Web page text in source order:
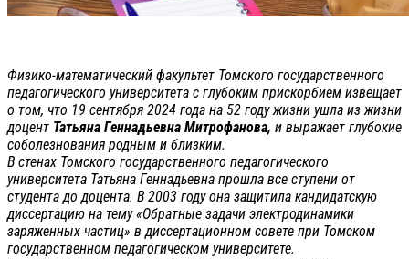
Физико-математический факультет Томского государственного
педагогического университета с глубоким прискорбием извещает
о том, что 19 сентября 2024 года на 52 году жизни ушла из жизни
доцент Татьяна Геннадьевна Митрофанова, и выражает глубокие
соболезнования родным и близким.
В стенах Томского государственного педагогического
университета Татьяна Геннадьевна прошла все ступени от
студента до доцента. В 2003 году она защитила кандидатскую
диссертацию на тему «Обратные задачи электродинамики
заряженных частиц» в диссертационном совете при Томском
государственном педагогическом университете.